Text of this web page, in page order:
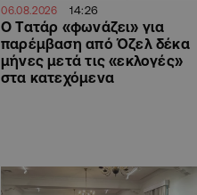
06.08.2026 14:26
Ο Τατάρ «φωνάζει» για
παρέμβαση από Όζελ δέκα
μήνες μετά τις «εκλογές»
στα κατεχόμενα